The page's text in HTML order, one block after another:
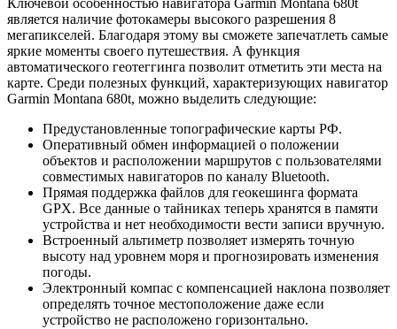
Ключевой особенностью навигатора Garmin Montana 680t
является наличие фотокамеры высокого разрешения 8
мегапикселей. Благодаря этому вы сможете запечатлеть самые
яркие моменты своего путешествия. А функция
автоматического геотеггинга позволит отметить эти места на
карте. Среди полезных функций, характеризующих навигатор
Garmin Montana 680t, можно выделить следующие:
Предустановленные топографические карты РФ.
Оперативный обмен информацией о положении
объектов и расположении маршрутов с пользователями
совместимых навигаторов по каналу Bluetooth.
Прямая поддержка файлов для геокешинга формата
GPX. Все данные о тайниках теперь хранятся в памяти
устройства и нет необходимости вести записи вручную.
Встроенный альтиметр позволяет измерять точную
высоту над уровнем моря и прогнозировать изменения
погоды.
Электронный компас с компенсацией наклона позволяет
определять точное местоположение даже если
устройство не расположено горизонтально.